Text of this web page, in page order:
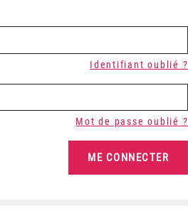
Identifiant oublié ?
Mot de passe oublié ?